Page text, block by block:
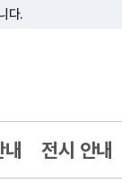
다.
내 전시 안내